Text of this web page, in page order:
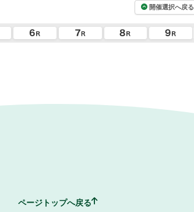
開催選択へ戻る
ページトップへ戻る